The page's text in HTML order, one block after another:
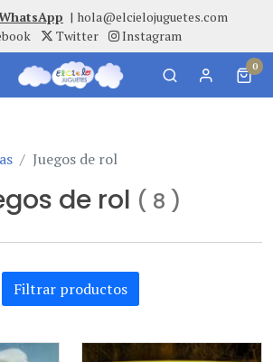
| hola@elcielojuguetes.com
Twitter Instagram
0
Juegos de rol
de rol ( 8 )
Filtrar productos